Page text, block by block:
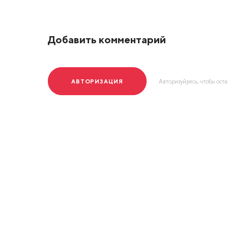
Добавить комментарий
АВТОРИЗАЦИЯ Авторизуйресь, чтобы